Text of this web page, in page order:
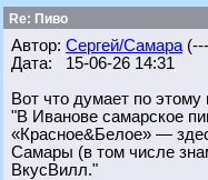
Re: Пиво
Автор: Сергей/Самара
Дата: 15-06-26 14:31
Вот что думает по
"В Иванове самарское
«Красное&Белое» —
Самары (в том числе
ВкусВилл."